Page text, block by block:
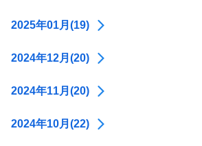
2025年01月(19)
2024年12月(20)
2024年11月(20)
2024年10月(22)